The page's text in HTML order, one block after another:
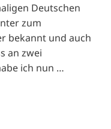
Deutschen
zum
bekannt und auch
an zwei
ich nun …